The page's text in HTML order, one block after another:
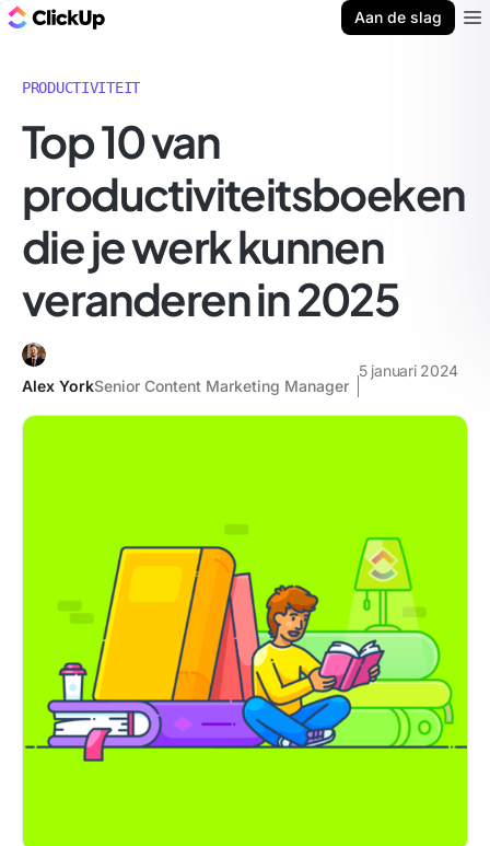
Aan de slag
PRODUCTIVITEIT
Top 10 van
productiviteitsboeken
die je werk kunnen
veranderen in 2025
Alex YorkSenior Content Marketing Manager
5 januari 2024